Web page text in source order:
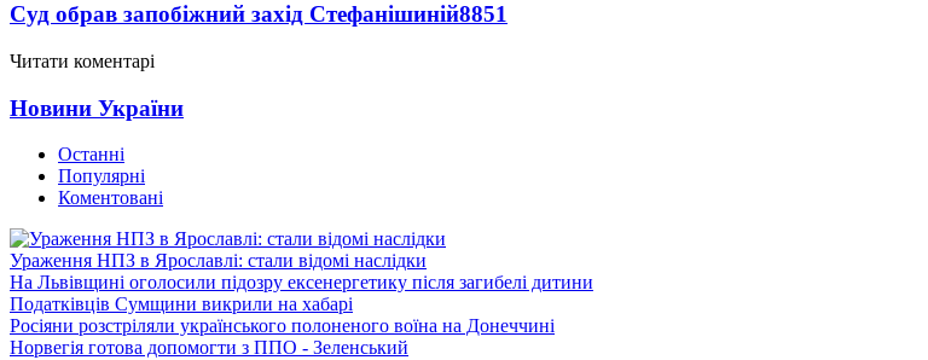
Суд обрав запобіжний захід Стефанішиній8851
Читати коментарі
Новини України
Останні
Популярні
Коментовані
Ураження НПЗ в Ярославлі: стали відомі наслідки
На Львівщині оголосили підозру ексенергетику після загибелі дитини
Податківців Сумщини викрили на хабарі
Росіяни розстріляли українського полоненого воїна на Донеччині
Норвегія готова допомогти з ППО - Зеленський